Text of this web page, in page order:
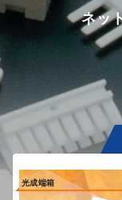
ネッ
光成端箱